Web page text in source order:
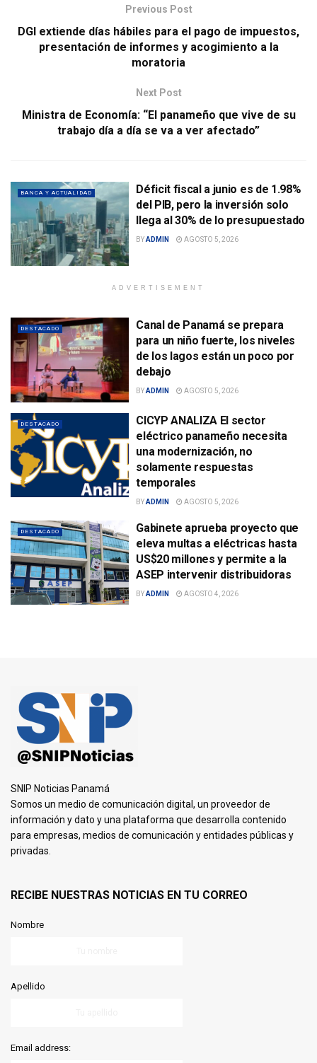
Previous Post
DGI extiende días hábiles para el pago de impuestos,
presentación de informes y acogimiento a la
moratoria
Next Post
Ministra de Economía: “El panameño que vive de su
trabajo día a día se va a ver afectado”
BANCA Y ACTUALIDAD
Déficit fiscal a junio es de 1.98%
del PIB, pero la inversión solo
llega al 30% de lo presupuestado
BYADMIN AGOSTO 5, 2026
ADVERTISEMENT
DESTACADO
Canal de Panamá se prepara
para un niño fuerte, los niveles
de los lagos están un poco por
debajo
BYADMIN AGOSTO 5, 2026
DESTACADO
CICYP ANALIZA El sector
eléctrico panameño necesita
una modernización, no
solamente respuestas
temporales
BYADMIN AGOSTO 5, 2026
DESTACADO
Gabinete aprueba proyecto que
eleva multas a eléctricas hasta
US$20 millones y permite a la
ASEP intervenir distribuidoras
BYADMIN AGOSTO 4, 2026
SNIP Noticias Panamá
Somos un medio de comunicación digital, un proveedor de
información y dato y una plataforma que desarrolla contenido
para empresas, medios de comunicación y entidades públicas y
privadas.
RECIBE NUESTRAS NOTICIAS EN TU CORREO
Nombre
Apellido
Email address: